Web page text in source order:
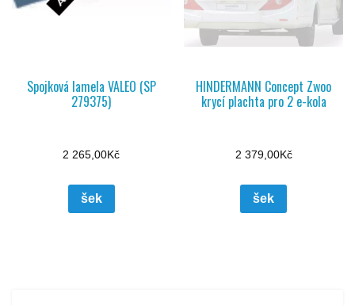
Spojková lamela VALEO (SP
279375)
2 265,00Kč
šek
HINDERMANN Concept Zwoo
krycí plachta pro 2 e-kola
2 379,00Kč
šek